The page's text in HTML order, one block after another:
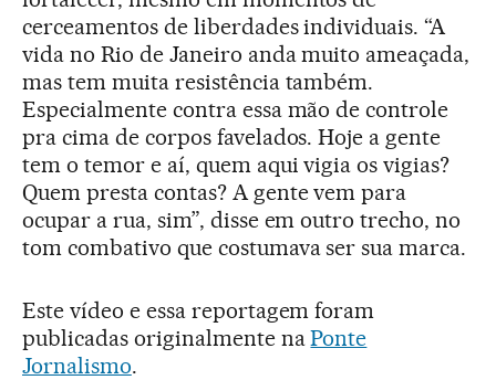
cerceamentos de liberdades individuais. “A
vida no Rio de Janeiro anda muito ameaçada,
mas tem muita resistência também.
Especialmente contra essa mão de controle
pra cima de corpos favelados. Hoje a gente
tem o temor e aí, quem aqui vigia os vigias?
Quem presta contas? A gente vem para
ocupar a rua, sim”, disse em outro trecho, no
tom combativo que costumava ser sua marca.
Este vídeo e essa reportagem foram
publicadas originalmente naPonte
Jornalismo.